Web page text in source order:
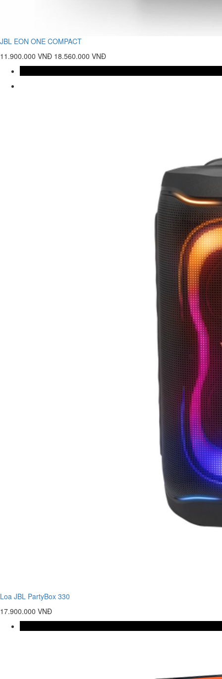
JBL EON ONE COMPACT
11.900.000 VNĐ 18.560.000 VNĐ
Loa JBL PartyBox 330
17.900.000 VNĐ